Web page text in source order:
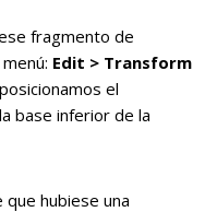
fragmento de
Edit > Transform
el
base inferior de la
hubiese una